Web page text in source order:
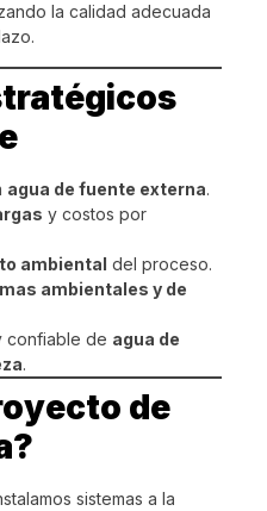
la calidad adecuada
agua de fuente externa.
y costos por
ambiental del proceso.
ambientales y de
confiable de agua de
.
de
sistemas a la